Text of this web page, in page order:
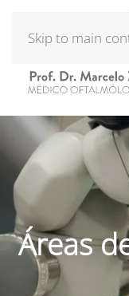
Skip to main
Áreas